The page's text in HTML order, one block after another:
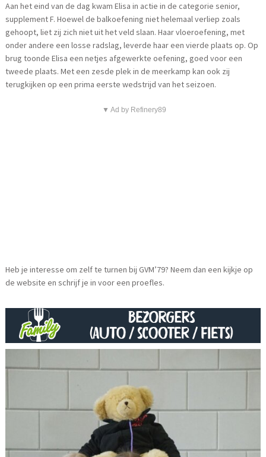
Aan het eind van de dag kwam Elisa in actie in de categorie senior,
supplement F. Hoewel de balkoefening niet helemaal verliep zoals
gehoopt, liet zij zich niet uit het veld slaan. Haar vloeroefening, met
onder andere een losse radslag, leverde haar een vierde plaats op. Op
brug toonde Elisa een netjes afgewerkte oefening, goed voor een
tweede plaats. Met een zesde plek in de meerkamp kan ook zij
terugkijken op een prima eerste wedstrijd van het seizoen.
▼ Ad by Refinery89
Heb je interesse om zelf te turnen bij GVM’79? Neem dan een kijkje op
de website en schrijf je in voor een proefles.